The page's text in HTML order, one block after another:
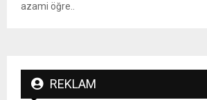
azami öğre..
REKLAM